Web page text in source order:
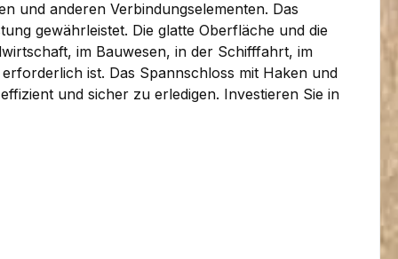
und anderen Verbindungselementen. Das
gewährleistet. Die glatte Oberfläche und die
im Bauwesen, in der Schifffahrt, im
ist. Das Spannschloss mit Haken und
und sicher zu erledigen. Investieren Sie in